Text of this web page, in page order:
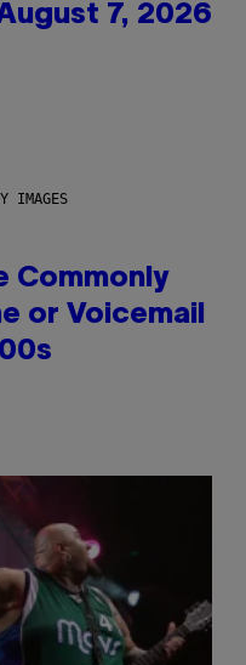
7, 2026
IMAGES
Commonly
or Voicemail